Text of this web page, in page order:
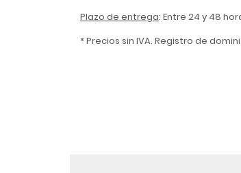
Plazo de entrega: Entre 24 y 48
* Precios sin IVA. Registro de